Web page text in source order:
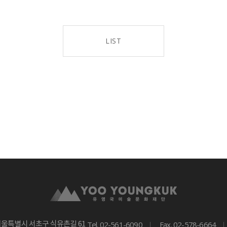
LIST
울특별시 서초구 식유촌길 61 Tel. 02-561-6090 Fax. 02-578-6664